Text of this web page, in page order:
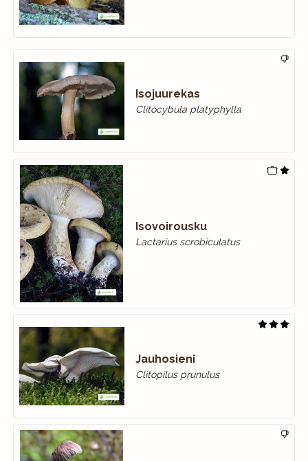
Isojuurekas
Clitocybula platyphylla
Isovoirousku
Lactarius scrobiculatus
Jauhosieni
Clitopilus prunulus